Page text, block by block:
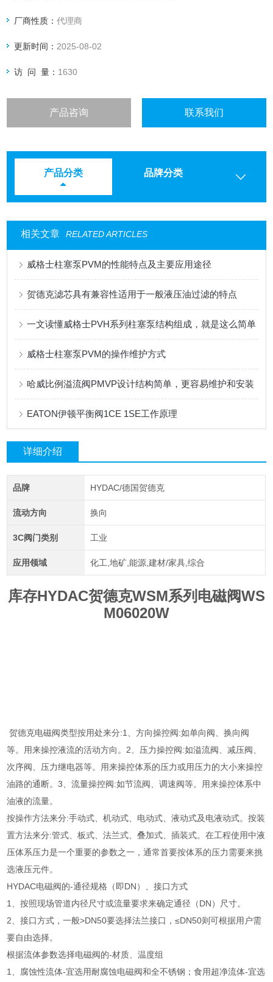
厂商性质：代理商
更新时间： 2025-08-02
访 问 量： 1630
产品咨询 联系我们
产品分类 品牌分类
相关文章 RELATED ARTICLES
威格士柱塞泵PVM的性能特点及主要应用途径
贺德克滤芯具有兼容性适用于一般液压油过滤的特点
一文读懂威格士PVH系列柱塞泵结构组成，就是这么简单
威格士柱塞泵PVM的操作维护方式
哈威比例溢流阀PMVP设计结构简单，更容易维护和安装
EATON伊顿平衡阀1CE 1SE工作原理
详细介绍
品牌 HYDAC/德国贺德克
流动方向 换向
3C阀门类别 工业
应用领域 化工,地矿,能源,建材/家具,综合
库存HYDAC贺德克WSM系列电磁阀WS
M06020W
贺德克电磁阀类型按用处来分:1、方向操控阀:如单向阀、换向阀
等。用来操控液流的活动方向。2、压力操控阀:如溢流阀、减压阀、
次序阀、压力继电器等。用来操控体系的压力或用压力的大小来操控
油路的通断。3、流量操控阀:如节流阀、调速阀等。用来操控体系中
油液的流量。
按操作方法来分:手动式、机动式、电动式、液动式及电液动式。按装
置方法来分:管式、板式、法兰式、叠加式、插装式。在工程使用中液
压体系压力是一个重要的参数之一，通常首要按体系的压力需要来挑
选液压元件。
HYDAC电磁阀的-通径规格（即DN）、接口方式
1、按照现场管道内径尺寸或流量要求来确定通径（DN）尺寸。
2、接口方式，一般>DN50要选择法兰接口，≤DN50则可根据用户需
要自由选择。
根据流体参数选择电磁阀的-材质、温度组
1、腐蚀性流体-宜选用耐腐蚀电磁阀和全不锈钢；食用超净流体-宜选